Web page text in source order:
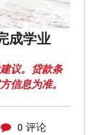
成学业
议。贷款条
信息为准。
0 评论